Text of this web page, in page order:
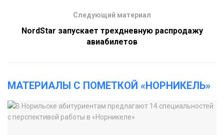
Следующий материал
NordStar запускает трехдневную распродажу
авиабилетов
МАТЕРИАЛЫ С ПОМЕТКОЙ «НОРНИКЕЛЬ»